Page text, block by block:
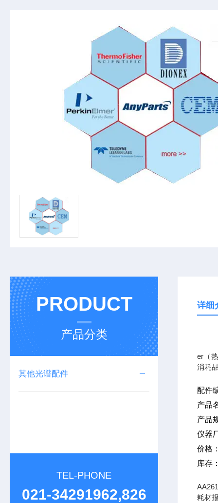
PRODUCT
产品分类
其他光谱配件
TEL-PHONE
021-34291962,826
详细
er（
消耗
配件
产品
产品
仪器
价格
库存
耗材